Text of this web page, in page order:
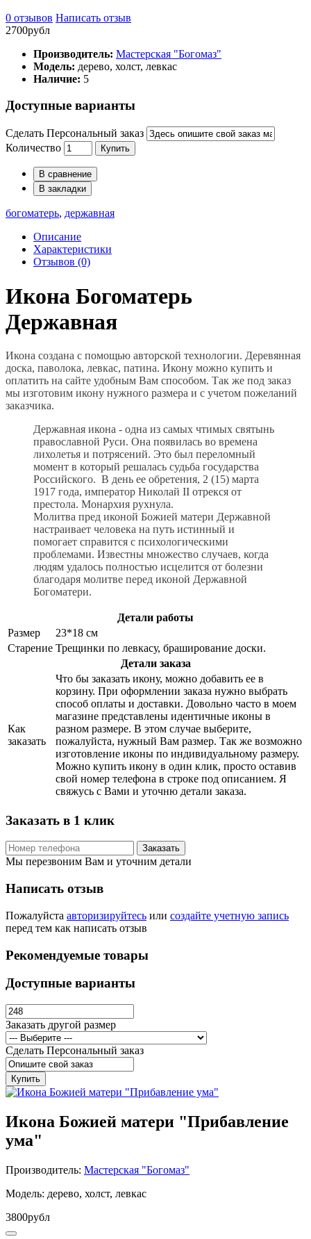
0 отзывов Написать отзыв
2700рубл
Производитель: Мастерская "Богомаз"
Модель: дерево, холст, левкас
Наличие: 5
Доступные варианты
Сделать Персональный заказ
Количество
Купить
В сравнение
В закладки
богоматерь, державная
Описание
Характеристики
Отзывов (0)
Икона Богоматерь
Державная
Икона создана с помощью авторской технологии. Деревянная
доска, паволока, левкас, патина. Икону можно купить и
оплатить на сайте удобным Вам способом. Так же под заказ
мы изготовим икону нужного размера и с учетом пожеланий
заказчика.
Державная икона - одна из самых чтимых святынь
православной Руси. Она появилась во времена
лихолетья и потрясений. Это был переломный
момент в который решалась судьба государства
Российского. В день ее обретения, 2 (15) марта
1917 года, император Николай II отрекся от
престола. Монархия рухнула.
Молитва пред иконой Божией матери Державной
настраивает человека на путь истинный и
помогает справится с психологическими
проблемами. Известны множество случаев, когда
людям удалось полностью исцелится от болезни
благодаря молитве перед иконой Державной
Богоматери.
Детали работы
Размер
23*18 см
Старение Трещинки по левкасу, браширование доски.
Детали заказа
Как
заказать
Что бы заказать икону, можно добавить ее в
корзину. При оформлении заказа нужно выбрать
способ оплаты и доставки. Довольно часто в моем
магазине представлены идентичные иконы в
разном размере. В этом случае выберите,
пожалуйста, нужный Вам размер. Так же возможно
изготовление иконы по индивидуальному размеру.
Можно купить икону в один клик, просто оставив
свой номер телефона в строке под описанием. Я
свяжусь с Вами и уточню детали заказа.
Заказать в 1 клик
Заказать
Мы перезвоним Вам и уточним детали
Написать отзыв
Пожалуйста авторизируйтесь или создайте учетную запись
перед тем как написать отзыв
Рекомендуемые товары
Доступные варианты
Заказать другой размер
Сделать Персональный заказ
Купить
Икона Божией матери "Прибавление
ума"
Производитель: Мастерская "Богомаз"
Модель: дерево, холст, левкас
3800рубл